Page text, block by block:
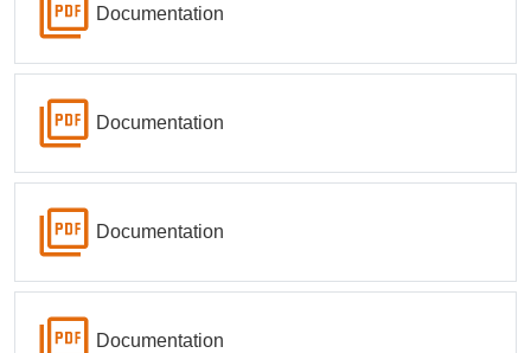
Documentation
Documentation
Documentation
Documentation